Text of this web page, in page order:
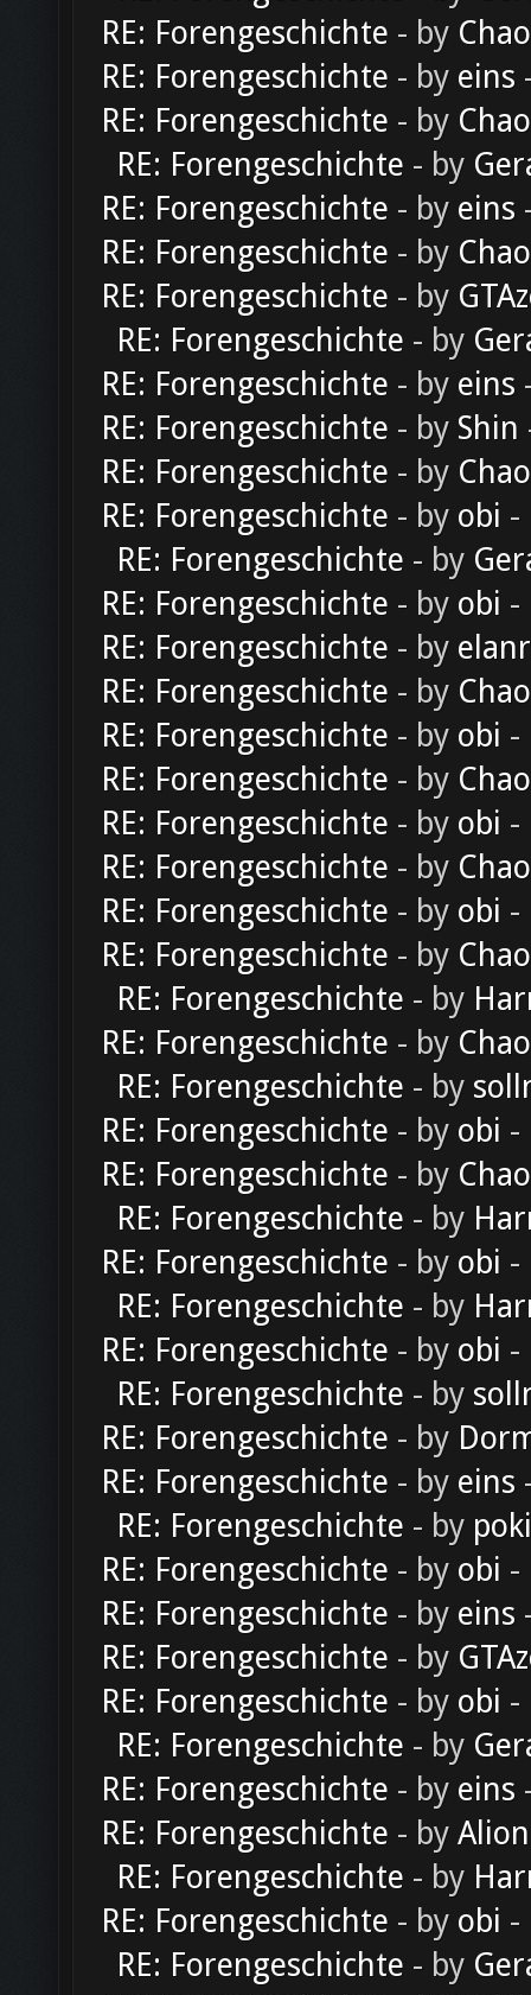
RE: Forengeschichte - by
RE: Forengeschichte - by eins
RE: Forengeschichte - by
RE: Forengeschichte - by
RE: Forengeschichte - by eins
RE: Forengeschichte - by
RE: Forengeschichte - by
RE: Forengeschichte - by
RE: Forengeschichte - by eins
RE: Forengeschichte - by Shin
RE: Forengeschichte - by
RE: Forengeschichte - by obi -
RE: Forengeschichte - by
RE: Forengeschichte - by obi -
RE: Forengeschichte - by
RE: Forengeschichte - by
RE: Forengeschichte - by obi -
RE: Forengeschichte - by
RE: Forengeschichte - by obi -
RE: Forengeschichte - by
RE: Forengeschichte - by obi -
RE: Forengeschichte - by
RE: Forengeschichte - by
RE: Forengeschichte - by
RE: Forengeschichte - by
RE: Forengeschichte - by obi -
RE: Forengeschichte - by
RE: Forengeschichte - by
RE: Forengeschichte - by obi -
RE: Forengeschichte - by
RE: Forengeschichte - by obi -
RE: Forengeschichte - by
RE: Forengeschichte - by
RE: Forengeschichte - by eins
RE: Forengeschichte - by
RE: Forengeschichte - by obi -
RE: Forengeschichte - by eins
RE: Forengeschichte - by
RE: Forengeschichte - by obi -
RE: Forengeschichte - by
RE: Forengeschichte - by eins
RE: Forengeschichte - by Alion
RE: Forengeschichte - by
RE: Forengeschichte - by obi -
RE: Forengeschichte - by